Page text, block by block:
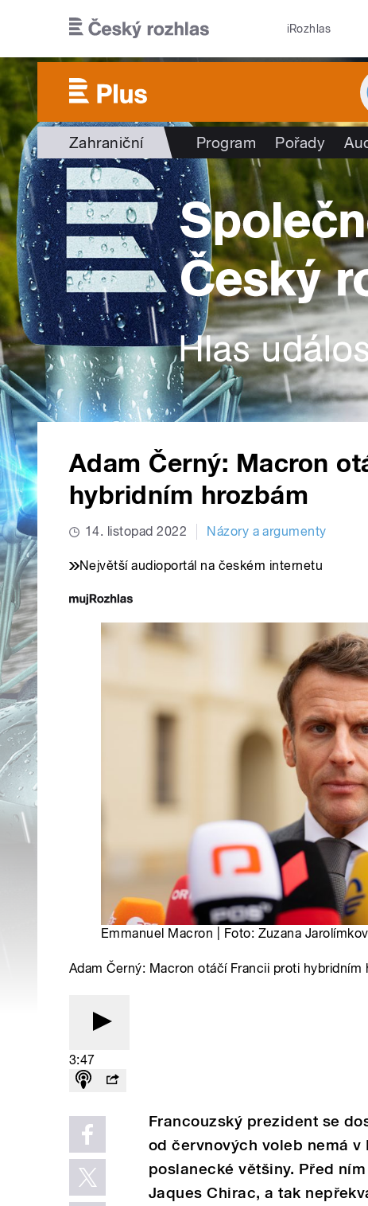
iRozhlas
Zahraniční Program Pořady
Adam Černý: Macron
hybridním hrozbám
14. listopad 2022 Názory a argumenty
Největší audioportál na českém internetu
Emmanuel Macron | Foto: Zuzana
Adam Černý: Macron otáčí Francii proti hybridním
3:47
Francouzský prezident se
od červnových voleb nemá
poslanecké většiny. Před
Jaques Chirac, a tak